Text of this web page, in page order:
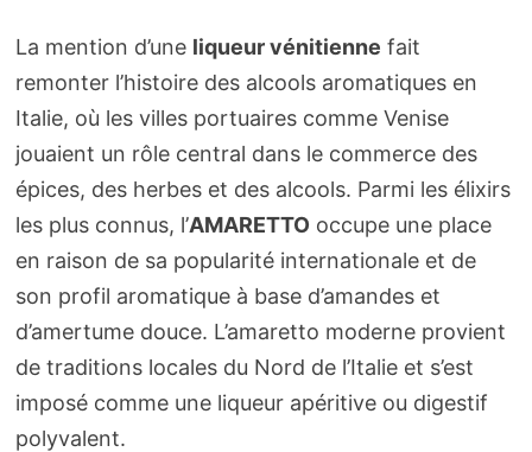
La mention d’une liqueur vénitienne fait
remonter l’histoire des alcools aromatiques en
Italie, où les villes portuaires comme Venise
jouaient un rôle central dans le commerce des
épices, des herbes et des alcools. Parmi les élixirs
les plus connus, l’AMARETTO occupe une place
en raison de sa popularité internationale et de
son profil aromatique à base d’amandes et
d’amertume douce. L’amaretto moderne provient
de traditions locales du Nord de l’Italie et s’est
imposé comme une liqueur apéritive ou digestif
polyvalent.